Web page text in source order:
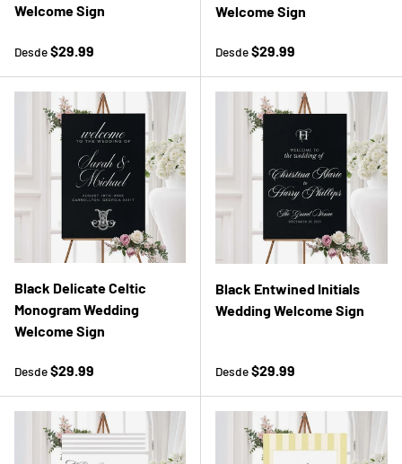
Welcome Sign
Precio normal
Desde$29.99
Welcome Sign
Precio normal
Desde$29.99
Black Delicate Celtic
Monogram Wedding
Welcome Sign
Precio normal
Desde$29.99
Black Entwined Initials
Wedding Welcome Sign
Precio normal
Desde$29.99